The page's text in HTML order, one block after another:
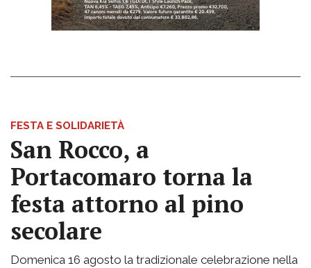
FESTA E SOLIDARIETÀ
San Rocco, a
Portacomaro torna la
festa attorno al pino
secolare
Domenica 16 agosto la tradizionale celebrazione nella